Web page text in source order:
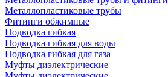
Металлопластиковые трубы
Фитинги обжимные
Подводка гибкая
Подводка гибкая для воды
Подводка гибкая для газа
Муфты диэлектрические